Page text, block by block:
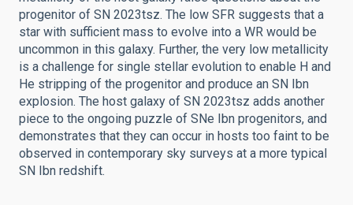
progenitor of SN 2023tsz. The low SFR suggests that a
star with sufficient mass to evolve into a WR would be
uncommon in this galaxy. Further, the very low metallicity
is a challenge for single stellar evolution to enable H and
He stripping of the progenitor and produce an SN Ibn
explosion. The host galaxy of SN 2023tsz adds another
piece to the ongoing puzzle of SNe Ibn progenitors, and
demonstrates that they can occur in hosts too faint to be
observed in contemporary sky surveys at a more typical
SN Ibn redshift.